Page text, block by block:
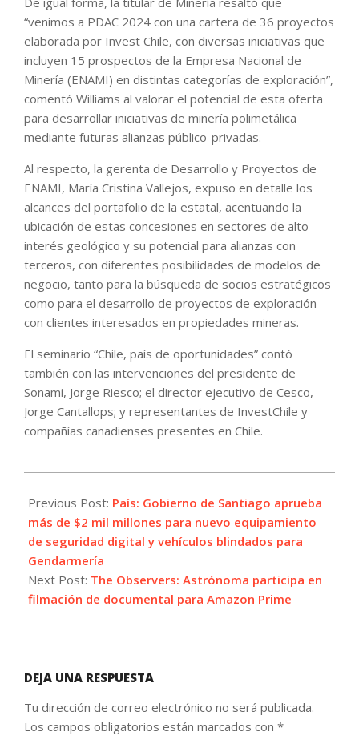
“venimos a PDAC 2024 con una cartera de 36 proyectos
elaborada por Invest Chile, con diversas iniciativas que
incluyen 15 prospectos de la Empresa Nacional de
Minería (ENAMI) en distintas categorías de exploración”,
comentó Williams al valorar el potencial de esta oferta
para desarrollar iniciativas de minería polimetálica
mediante futuras alianzas público-privadas.
Al respecto, la gerenta de Desarrollo y Proyectos de
ENAMI, María Cristina Vallejos, expuso en detalle los
alcances del portafolio de la estatal, acentuando la
ubicación de estas concesiones en sectores de alto
interés geológico y su potencial para alianzas con
terceros, con diferentes posibilidades de modelos de
negocio, tanto para la búsqueda de socios estratégicos
como para el desarrollo de proyectos de exploración
con clientes interesados en propiedades mineras.
El seminario “Chile, país de oportunidades” contó
también con las intervenciones del presidente de
Sonami, Jorge Riesco; el director ejecutivo de Cesco,
Jorge Cantallops; y representantes de InvestChile y
compañías canadienses presentes en Chile.
03-
06
Previous Post: País: Gobierno de Santiago aprueba
más de $2 mil millones para nuevo equipamiento
de seguridad digital y vehículos blindados para
Gendarmería
Next Post: The Observers: Astrónoma participa en
filmación de documental para Amazon Prime
DEJA UNA RESPUESTA
Tu dirección de correo electrónico no será publicada.
Los campos obligatorios están marcados con *